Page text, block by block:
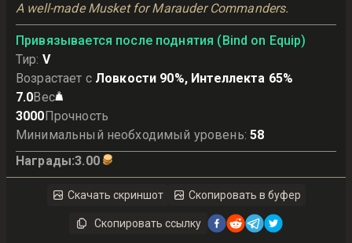
A well-made Musket for Marauder Commanders.
Привязывается после поднятия (Bind on Equip)
Тир: V
Возрастает с Ловкости 90%, Интеллекта 65%
7.0Вес
3000Прочность
Минимальный необходимый уровень: 58
Награды:3.00
Скачать скриншот Скопировать в буфер
Скопировать ссылку